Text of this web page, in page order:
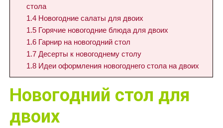
стола
1.4 Новогодние салаты для двоих
1.5 Горячие новогодние блюда для двоих
1.6 Гарнир на новогодний стол
1.7 Десерты к новогоднему столу
1.8 Идеи оформления новогоднего стола на двоих
Новогодний стол для
двоих